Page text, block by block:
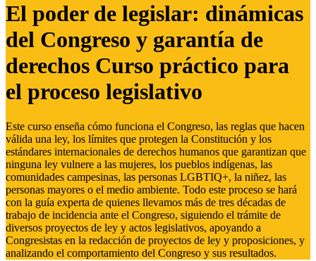
El poder de legislar: dinámicas
del Congreso y garantía de
derechos Curso práctico para
el proceso legislativo
Este curso enseña cómo funciona el Congreso, las reglas que hacen
válida una ley, los límites que protegen la Constitución y los
estándares internacionales de derechos humanos que garantizan que
ninguna ley vulnere a las mujeres, los pueblos indígenas, las
comunidades campesinas, las personas LGBTIQ+, la niñez, las
personas mayores o el medio ambiente. Todo este proceso se hará
con la guía experta de quienes llevamos más de tres décadas de
trabajo de incidencia ante el Congreso, siguiendo el trámite de
diversos proyectos de ley y actos legislativos, apoyando a
Congresistas en la redacción de proyectos de ley y proposiciones, y
analizando el comportamiento del Congreso y sus resultados.